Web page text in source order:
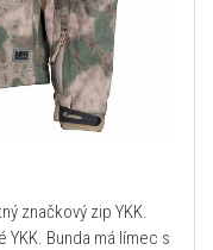
značkový zip YKK.
Bunda má límec s